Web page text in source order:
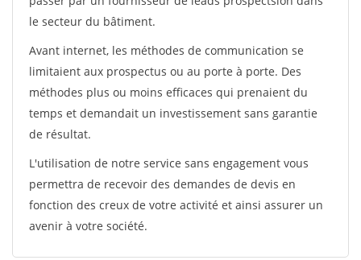
le secteur du bâtiment.
Avant internet, les méthodes de communication se
limitaient aux prospectus ou au porte à porte. Des
méthodes plus ou moins efficaces qui prenaient du
temps et demandait un investissement sans garantie
de résultat.
L'utilisation de notre service sans engagement vous
permettra de recevoir des demandes de devis en
fonction des creux de votre activité et ainsi assurer un
avenir à votre société.